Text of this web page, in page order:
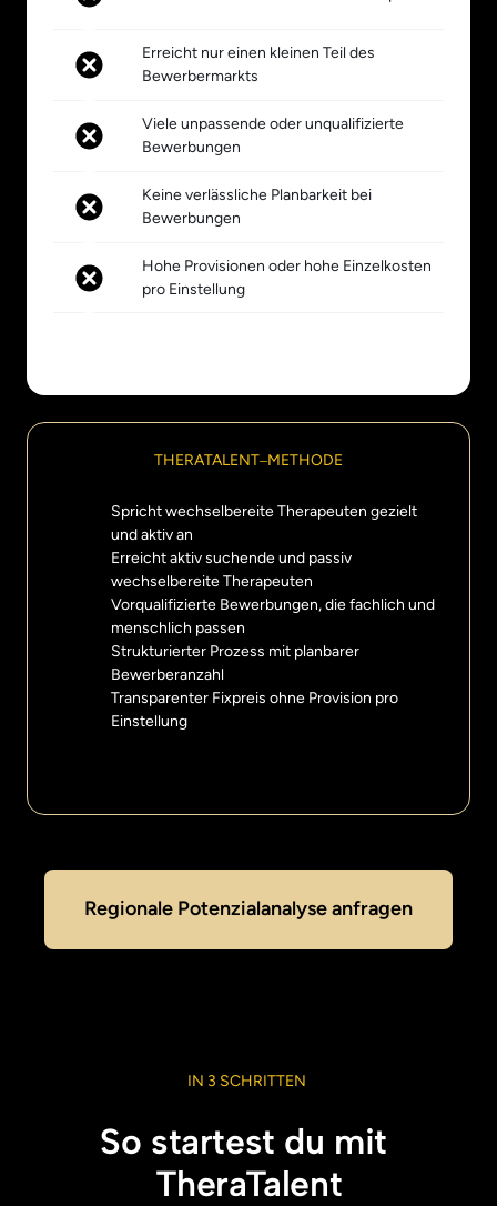
Erreicht nur einen kleinen Teil des
Bewerbermarkts
Viele unpassende oder unqualifizierte
Bewerbungen
Keine verlässliche Planbarkeit bei
Bewerbungen
Hohe Provisionen oder hohe Einzelkosten
pro Einstellung
THERATALENT‒METHODE
Spricht wechselbereite Therapeuten gezielt
und aktiv an
Erreicht aktiv suchende und passiv
wechselbereite Therapeuten
Vorqualifizierte Bewerbungen, die fachlich und
menschlich passen
Strukturierter Prozess mit planbarer
Bewerberanzahl
Transparenter Fixpreis ohne Provision pro
Einstellung
Regionale Potenzialanalyse anfragen
IN 3 SCHRITTEN
So startest du mit
TheraTalent